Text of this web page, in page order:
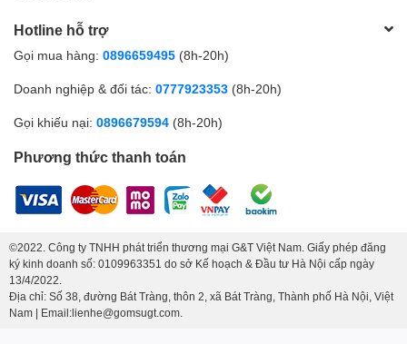
Hotline hỗ trợ
Gọi mua hàng: 0896659495 (8h-20h)
Doanh nghiệp & đối tác: 0777923353 (8h-20h)
Gọi khiếu nại: 0896679594 (8h-20h)
Phương thức thanh toán
©2022. Công ty TNHH phát triển thương mại G&T Việt Nam. Giấy phép đăng
ký kinh doanh số: 0109963351 do sở Kế hoạch & Đầu tư Hà Nội cấp ngày
13/4/2022.
Địa chỉ: Số 38, đường Bát Tràng, thôn 2, xã Bát Tràng, Thành phố Hà Nội, Việt
Nam | Email:lienhe@gomsugt.com.